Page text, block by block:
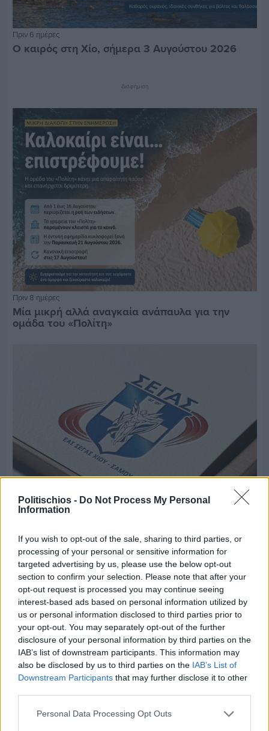
Politischios - Do Not Process My Personal
Information
If you wish to opt-out of the sale, sharing to third parties, or
processing of your personal or sensitive information for
targeted advertising by us, please use the below opt-out
section to confirm your selection. Please note that after your
opt-out request is processed you may continue seeing
interest-based ads based on personal information utilized by
us or personal information disclosed to third parties prior to
your opt-out. You may separately opt-out of the further
disclosure of your personal information by third parties on the
IAB’s list of downstream participants. This information may
also be disclosed by us to third parties on the IAB’s List of
Downstream Participants that may further disclose it to other
Personal Data Processing Opt Outs
Πριν 6 ημέρες
Ο καιρός στη Χίο, σήμερα 3 Αυγούστου 2026
Διαφήμιση
Πριν 8 ημέρες
Μία μικρή αλλά αναγκαία ανάπαυλα για την
ομάδα του «Πολίτη»
Τρίτος στη σφαιροβολία στη διεθνή συνάντηση
Ελλάδας–Κύπρου Κ18 ο Δημήτρης Τέλλιος